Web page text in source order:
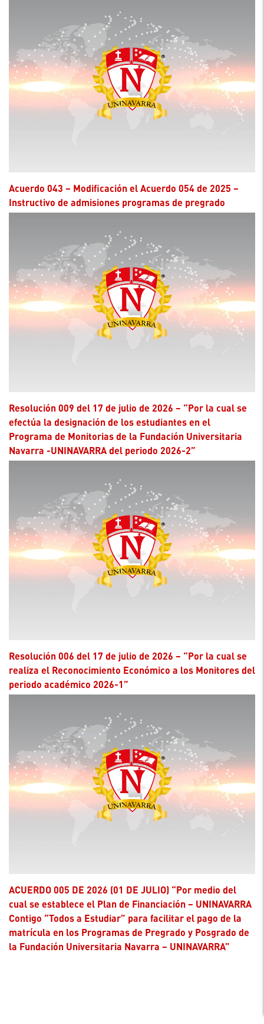
Acuerdo 043 – Modificación el Acuerdo 054 de 2025 –
Instructivo de admisiones programas de pregrado
Resolución 009 del 17 de julio de 2026 – “Por la cual se
efectúa la designación de los estudiantes en el
Programa de Monitorias de la Fundación Universitaria
Navarra -UNINAVARRA del periodo 2026-2”
Resolución 006 del 17 de julio de 2026 – “Por la cual se
realiza el Reconocimiento Económico a los Monitores del
periodo académico 2026-1”
ACUERDO 005 DE 2026 (01 DE JULIO) “Por medio del
cual se establece el Plan de Financiación – UNINAVARRA
Contigo “Todos a Estudiar” para facilitar el pago de la
matrícula en los Programas de Pregrado y Posgrado de
la Fundación Universitaria Navarra – UNINAVARRA”